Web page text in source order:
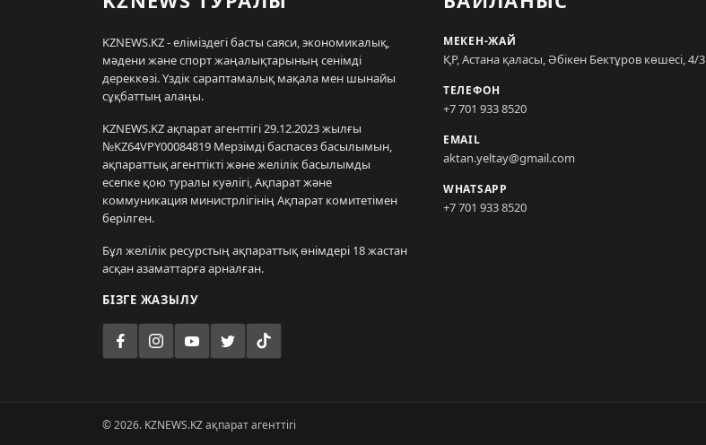
KZNEWS.KZ - еліміздегі басты саяси, экономикалық,
мәдени және спорт жаңалықтарының сенімді
дереккөзі. Үздік сараптамалық мақала мен шынайы
сұқбаттың алаңы.
KZNEWS.KZ ақпарат агенттігі 29.12.2023 жылғы
№KZ64VPY00084819 Мерзімді баспасөз басылымын,
ақпараттық агенттікті және желілік басылымды
есепке қою туралы куәлігі, Ақпарат және
коммуникация министрлігінің Ақпарат комитетімен
берілген.
Бұл желілік ресурстың ақпараттық өнімдері 18 жастан
асқан азаматтарға арналған.
БІЗГЕ ЖАЗЫЛУ
МЕКЕН-ЖАЙ
ҚР, Астана қаласы, Әбікен Бектұров көшесі, 4/3
ТЕЛЕФОН
+7 701 933 8520
EMAIL
aktan.yeltay@gmail.com
WHATSAPP
+7 701 933 8520
© 2026. KZNEWS.KZ ақпарат агенттігі